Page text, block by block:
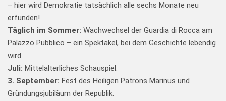
– hier wird Demokratie tatsächlich alle sechs Monate neu
erfunden!
Täglich im Sommer: Wachwechsel der Guardia di Rocca am
Palazzo Pubblico – ein Spektakel, bei dem Geschichte lebendig
wird.
Juli: Mittelalterliches Schauspiel.
3. September: Fest des Heiligen Patrons Marinus und
Gründungsjubiläum der Republik.